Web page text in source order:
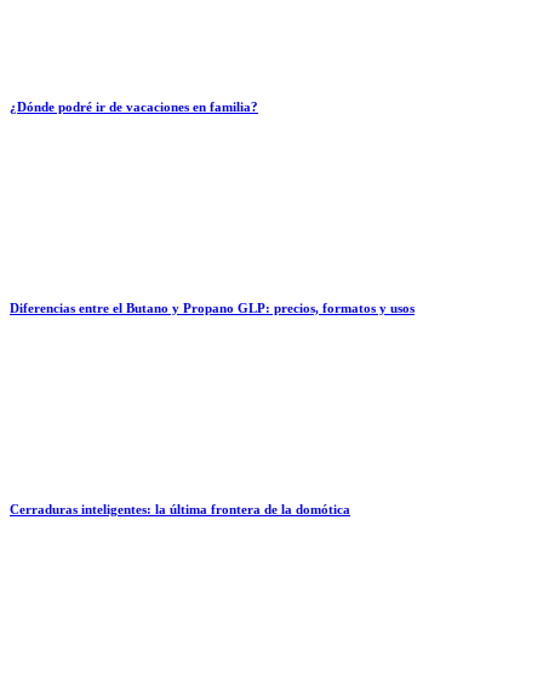
¿Dónde podré ir de vacaciones en familia?
Diferencias entre el Butano y Propano GLP: precios, formatos y usos
Cerraduras inteligentes: la última frontera de la domótica